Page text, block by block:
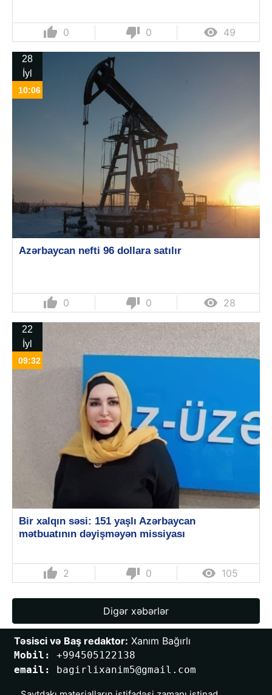
thumb_up 0 thumb_down 0  49
28
İyl
10:06
Azərbaycan nefti 96 dollara satılır
thumb_up 0 thumb_down 0  28
22
İyl
09:32
Bir xalqın səsi: 151 yaşlı Azərbaycan
mətbuatının dəyişməyən missiyası
thumb_up 2 thumb_down 0  105
Digər xəbərlər
Təsisci və Baş redaktor: Xanım Bağırlı
Mobil: +994505122138
email:
bagirlixanim5@gmail.com